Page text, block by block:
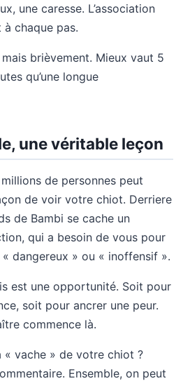
une caresse. L’association
chaque pas.
brièvement. Mieux vaut 5
qu’une longue
une véritable leçon
de personnes peut
de voir votre chiot. Derriere
de Bambi se cache un
qui a besoin de vous pour
dangereux » ou « inoffensif ».
est une opportunité. Soit pour
soit pour ancrer une peur.
commence là.
« vache » de votre chiot ?
Ensemble, on peut